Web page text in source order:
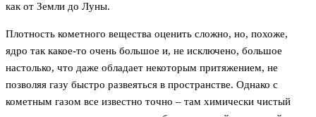
как от Земли до Луны.
Плотность кометного вещества оценить сложно, но, похоже,
ядро так какое-то очень большое и, не исключено, большое
настолько, что даже обладает некоторым притяжением, не
позволяя газу быстро развеяться в пространстве. Однако с
кометным газом все известно точно – там химически чистый